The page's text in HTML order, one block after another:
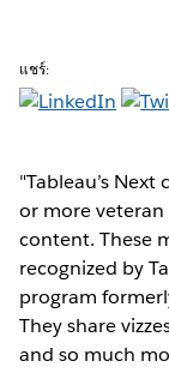
แชร์:
"Tableau’s
or more
content. These
recognized by
program
They share
and so much